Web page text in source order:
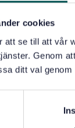
cookies
att se till att vår
Genom
ditt val